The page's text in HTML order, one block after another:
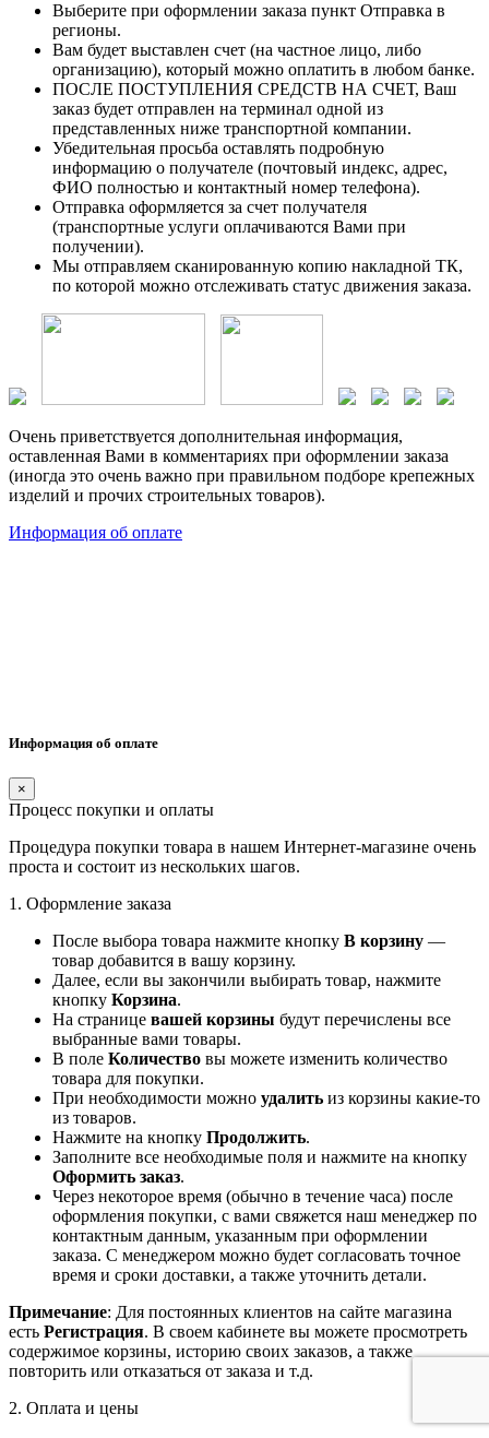
Выберите при оформлении заказа пункт Отправка в
регионы.
Вам будет выставлен счет (на частное лицо, либо
организацию), который можно оплатить в любом банке.
ПОСЛЕ ПОСТУПЛЕНИЯ СРЕДСТВ НА СЧЕТ, Ваш
заказ будет отправлен на терминал одной из
представленных ниже транспортной компании.
Убедительная просьба оставлять подробную
информацию о получателе (почтовый индекс, адрес,
ФИО полностью и контактный номер телефона).
Отправка оформляется за счет получателя
(транспортные услуги оплачиваются Вами при
получении).
Мы отправляем сканированную копию накладной ТК,
по которой можно отслеживать статус движения заказа.
Очень приветствуется дополнительная информация,
оставленная Вами в комментариях при оформлении заказа
(иногда это очень важно при правильном подборе крепежных
изделий и прочих строительных товаров).
Информация об оплате
Информация об оплате
×
Процесс покупки и оплаты
Процедура покупки товара в нашем Интернет-магазине очень
проста и состоит из нескольких шагов.
1. Оформление заказа
После выбора товара нажмите кнопку В корзину —
товар добавится в вашу корзину.
Далее, если вы закончили выбирать товар, нажмите
кнопку Корзина.
На странице вашей корзины будут перечислены все
выбранные вами товары.
В поле Количество вы можете изменить количество
товара для покупки.
При необходимости можно удалить из корзины какие-то
из товаров.
Нажмите на кнопку Продолжить.
Заполните все необходимые поля и нажмите на кнопку
Оформить заказ.
Через некоторое время (обычно в течение часа) после
оформления покупки, с вами свяжется наш менеджер по
контактным данным, указанным при оформлении
заказа. С менеджером можно будет согласовать точное
время и сроки доставки, а также уточнить детали.
Примечание: Для постоянных клиентов на сайте магазина
есть Регистрация. В своем кабинете вы можете просмотреть
содержимое корзины, историю своих заказов, а также
повторить или отказаться от заказа и т.д.
2. Оплата и цены